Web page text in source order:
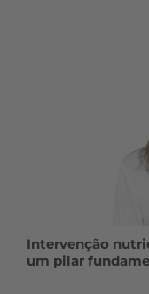
Intervenção
um pilar